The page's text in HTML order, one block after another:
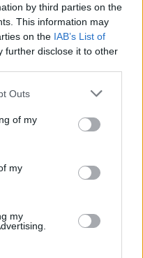
by third parties on the
This information may
on the IAB’s List of
further disclose it to other
Outs
of my
my
my
másodfokúra